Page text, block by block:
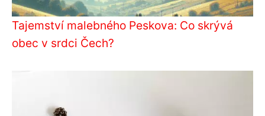
Tajemství malebného Peskova: Co skrývá
obec v srdci Čech?